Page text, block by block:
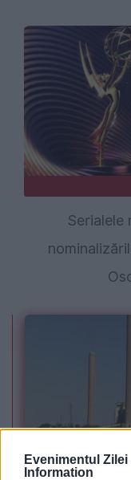
Evenimentul Zilei
Information
Serialele